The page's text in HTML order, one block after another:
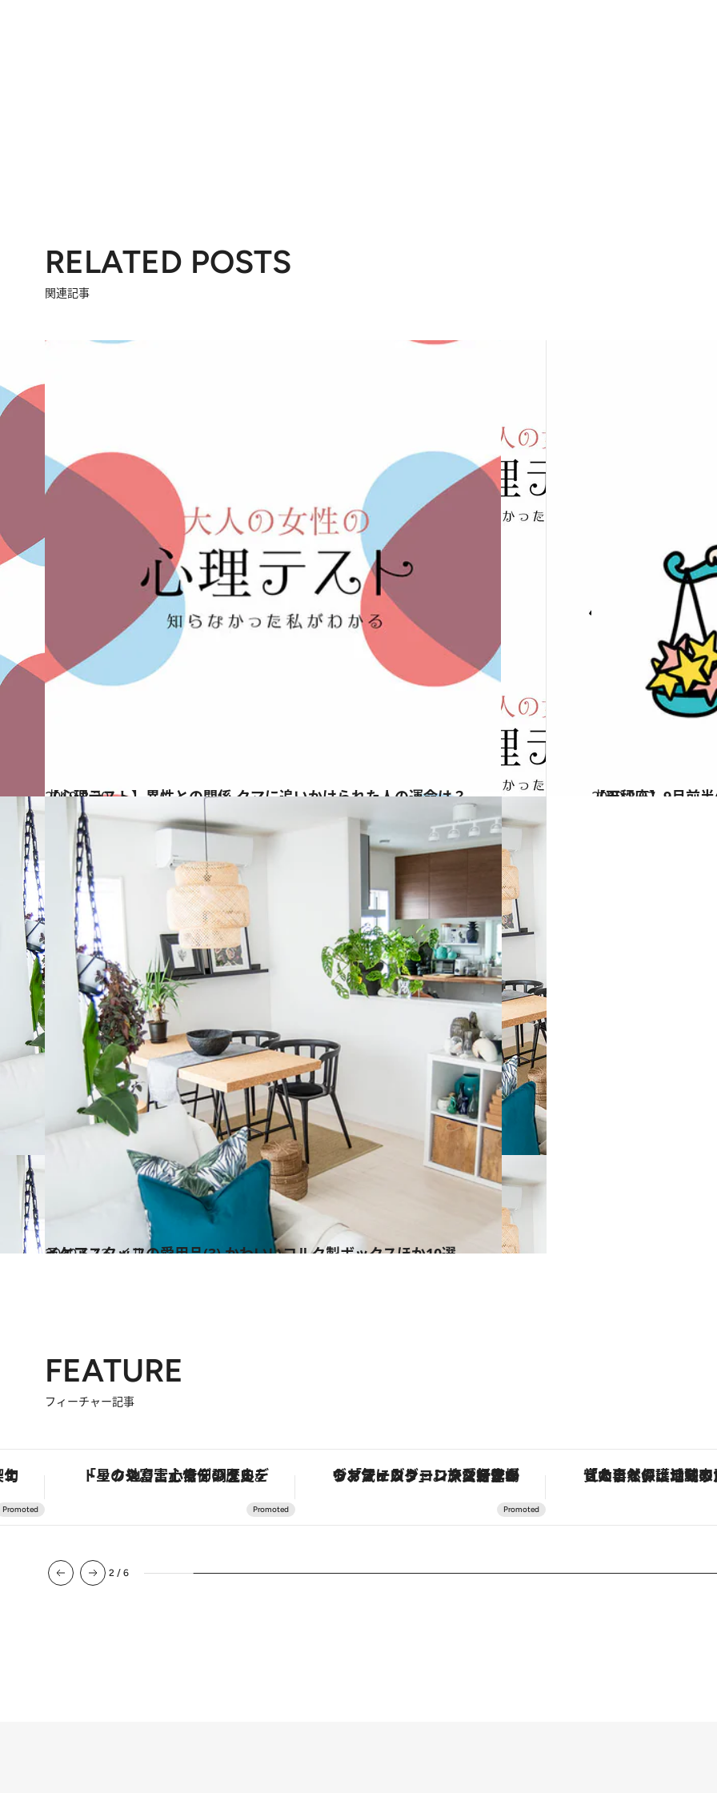
RELATED POSTS
関連記事
2019.8.30
【心理テスト】異性との関係 クマに追いかけられた人の運命は？
占い 2019.8.27
【天秤座】9月前
占い
2019.5.12
イケアスタッフの愛用品(3) かわいいコルク製ボックスほか10選
ライフスタイル
FEATURE
フィーチャー記事
で満喫！ 「星のや富士」でデジタルデトックス。冨士信仰の歴史を辿り、心身を調える。 ヴァシュロン・コンスタンタン「オーヴァーシーズ・オートマティック」。旅愛好家のお気に入りコレクションから、ジェンダーレスな新作が登場
2 / 6